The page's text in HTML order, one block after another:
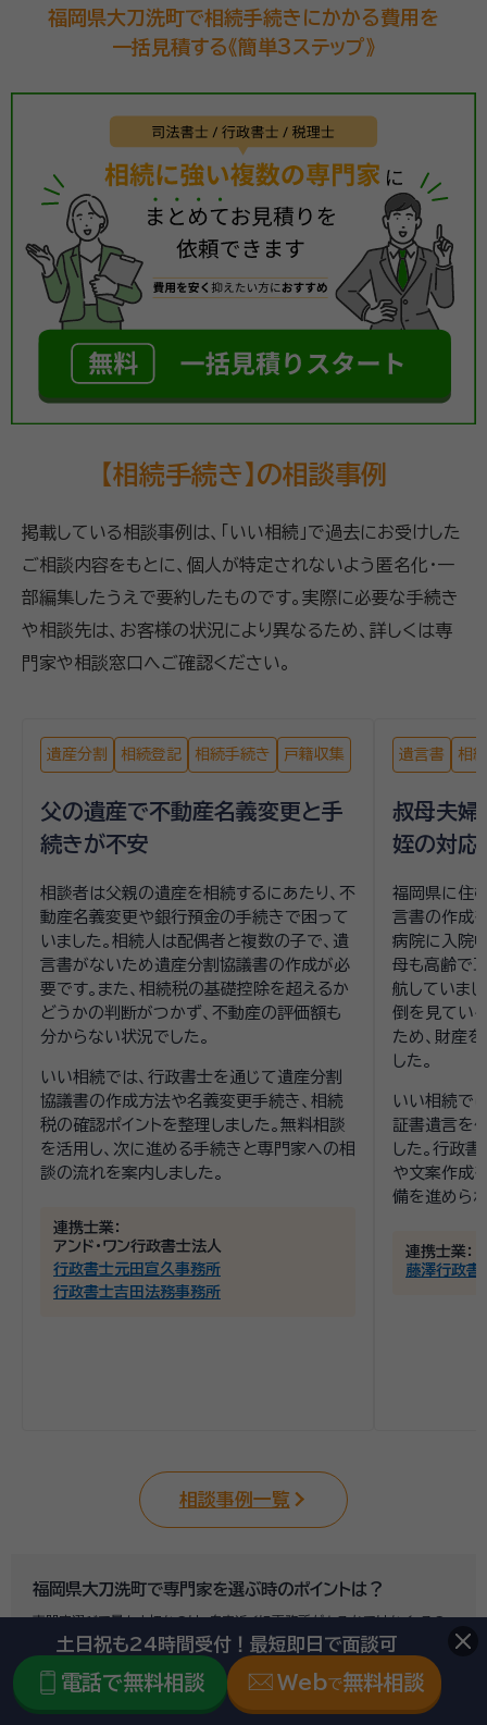
福岡県大刀洗町で相続手続きにかかる費用を
一括見積する《簡単3ステップ》
【相続手続き】の相談事例
掲載している相談事例は、「いい相続」で過去にお受けした
ご相談内容をもとに、個人が特定されないよう匿名化・一
部編集したうえで要約したものです。実際に必要な手続き
や相談先は、お客様の状況により異なるため、詳しくは専
門家や相談窓口へご確認ください。
遺産分割 相続登記 相続手続き 戸籍収集
父の遺産で不動産名義変更と手
続きが不安
相談者は父親の遺産を相続するにあたり、不
動産名義変更や銀行預金の手続きで困って
いました。相続人は配偶者と複数の子で、遺
言書がないため遺産分割協議書の作成が必
要です。また、相続税の基礎控除を超えるか
どうかの判断がつかず、不動産の評価額も
分からない状況でした。
いい相続では、行政書士を通じて遺産分割
協議書の作成方法や名義変更手続き、相続
税の確認ポイントを整理しました。無料相談
を活用し、次に進める手続きと専門家への相
談の流れを案内しました。
連携士業：
アンド・ワン行政書士法人
行政書士元田宣久事務所
行政書士吉田法務事務所
遺言書 相
叔母夫婦
姪の対応
福岡県に住
言書の作成
病院に入院
母も高齢で
航していま
倒を見てい
ため、財産
した。
いい相続で
証書遺言を
した。行政
や文案作成
備を進めら
連携士業：
藤澤行政書
相談事例一覧
福岡県大刀洗町で専門家を選ぶ時のポイントは？
専門家選びで最も大切なのは、自宅近くに事務所があるかではなく、その
士業が相続に関する実績が多くあるかどうか です。
例えば行政書士といっても対応分野は幅広く、法人設立や許認可申請など
法人業務を中心に行っている行政書士に相続手続きの相談をしても、期待
土日祝も24時間受付！最短即日で面談可
電話で無料相談 Webで無料相談